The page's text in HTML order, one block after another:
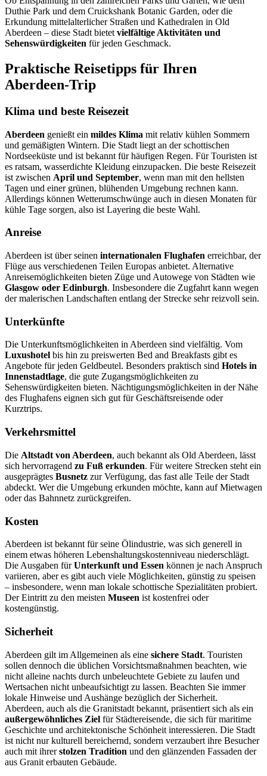
Duthie Park und dem Cruickshank Botanic Garden, oder die
Erkundung mittelalterlicher Straßen und Kathedralen in Old
Aberdeen – diese Stadt bietet vielfältige Aktivitäten und
Sehenswürdigkeiten für jeden Geschmack.
Praktische Reisetipps für Ihren
Aberdeen-Trip
Klima und beste Reisezeit
Aberdeen genießt ein mildes Klima mit relativ kühlen Sommern
und gemäßigten Wintern. Die Stadt liegt an der schottischen
Nordseeküste und ist bekannt für häufigen Regen. Für Touristen ist
es ratsam, wasserdichte Kleidung einzupacken. Die beste Reisezeit
ist zwischen April und September, wenn man mit den hellsten
Tagen und einer grünen, blühenden Umgebung rechnen kann.
Allerdings können Wetterumschwünge auch in diesen Monaten für
kühle Tage sorgen, also ist Layering die beste Wahl.
Anreise
Aberdeen ist über seinen internationalen Flughafen erreichbar, der
Flüge aus verschiedenen Teilen Europas anbietet. Alternative
Anreisemöglichkeiten bieten Züge und Autowege von Städten wie
Glasgow oder Edinburgh. Insbesondere die Zugfahrt kann wegen
der malerischen Landschaften entlang der Strecke sehr reizvoll sein.
Unterkünfte
Die Unterkunftsmöglichkeiten in Aberdeen sind vielfältig. Vom
Luxushotel bis hin zu preiswerten Bed and Breakfasts gibt es
Angebote für jeden Geldbeutel. Besonders praktisch sind Hotels in
Innenstadtlage, die gute Zugangsmöglichkeiten zu
Sehenswürdigkeiten bieten. Nächtigungsmöglichkeiten in der Nähe
des Flughafens eignen sich gut für Geschäftsreisende oder
Kurztrips.
Verkehrsmittel
Die Altstadt von Aberdeen, auch bekannt als Old Aberdeen, lässt
sich hervorragend zu Fuß erkunden. Für weitere Strecken steht ein
ausgeprägtes Busnetz zur Verfügung, das fast alle Teile der Stadt
abdeckt. Wer die Umgebung erkunden möchte, kann auf Mietwagen
oder das Bahnnetz zurückgreifen.
Kosten
Aberdeen ist bekannt für seine Ölindustrie, was sich generell in
einem etwas höheren Lebenshaltungskostenniveau niederschlägt.
Die Ausgaben fürUnterkunft und Essen können je nach Anspruch
variieren, aber es gibt auch viele Möglichkeiten, günstig zu speisen
– insbesondere, wenn man lokale schottische Spezialitäten probiert.
Der Eintritt zu den meisten Museen ist kostenfrei oder
kostengünstig.
Sicherheit
Aberdeen gilt im Allgemeinen als eine sichere Stadt. Touristen
sollen dennoch die üblichen Vorsichtsmaßnahmen beachten, wie
nicht alleine nachts durch unbeleuchtete Gebiete zu laufen und
Wertsachen nicht unbeaufsichtigt zu lassen. Beachten Sie immer
lokale Hinweise und Aushänge bezüglich der Sicherheit.
Aberdeen, auch als die Granitstadt bekannt, präsentiert sich als ein
außergewöhnliches Ziel für Städtereisende, die sich für maritime
Geschichte und architektonische Schönheit interessieren. Die Stadt
ist nicht nur kulturell bereichernd, sondern verzaubert ihre Besucher
auch mit ihrerstolzen Tradition und den glänzenden Fassaden der
aus Granit erbauten Gebäude.